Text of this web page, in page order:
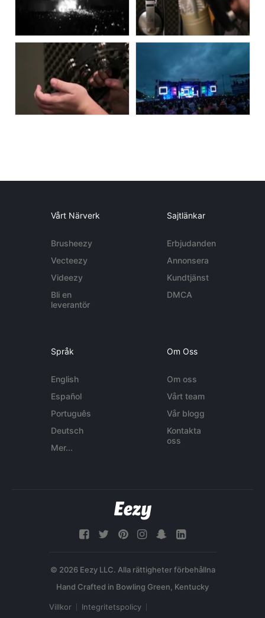
Vårt Närverk
Brusheezy
Vecteezy
Videezy
Bli en
leverantör
Sajtlänkar
Erbjudanden
Annonsera
Kundtjänst
DMCA
Språk
English
Español
Português
Deutsch
Mer...
Om Oss
Om oss
Vårt team
Vår blogg
Kontakta
oss
© 2026 Eezy LLC. Alla rättigheter förbehållna
Villkor Integritetspolicy